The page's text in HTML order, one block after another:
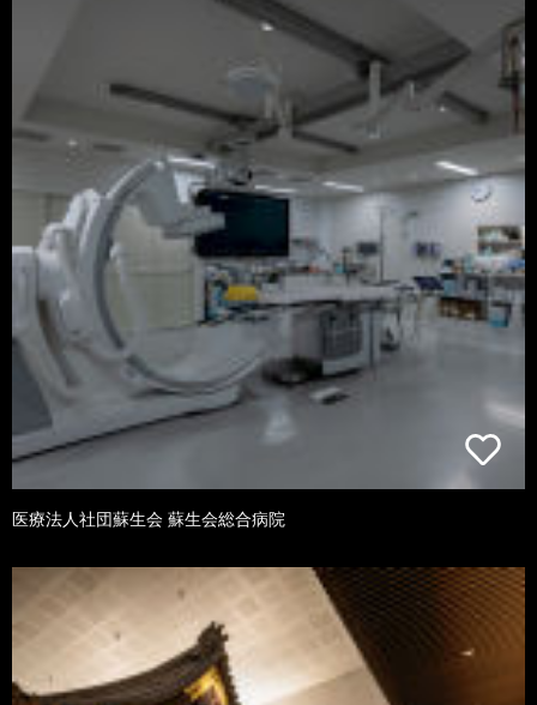
医療法人社団蘇生会 蘇生会総合病院